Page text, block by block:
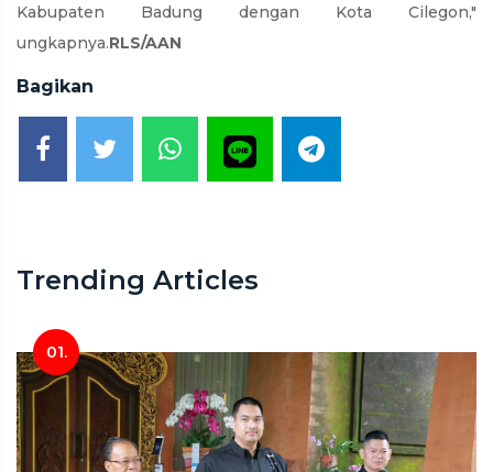
Kabupaten Badung dengan Kota Cilegon,"
ungkapnya.RLS/AAN
Bagikan
Trending Articles
01.